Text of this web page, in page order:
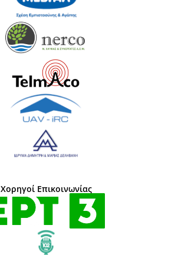
Χορηγοί Επικοινωνίας